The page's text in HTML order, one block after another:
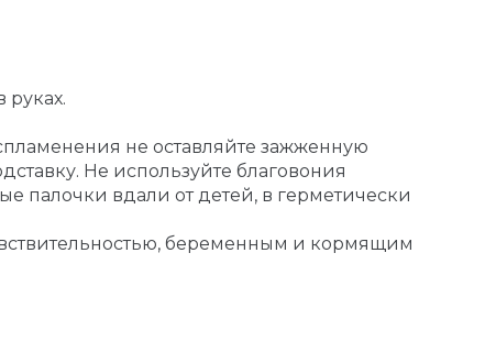
руках.
не оставляйте зажженную
Не используйте благовония
палочки вдали от детей, в герметически
беременным и кормящим